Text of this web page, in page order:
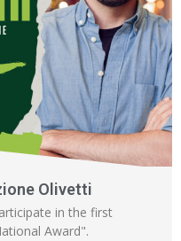
Olivetti
in the first
Award".